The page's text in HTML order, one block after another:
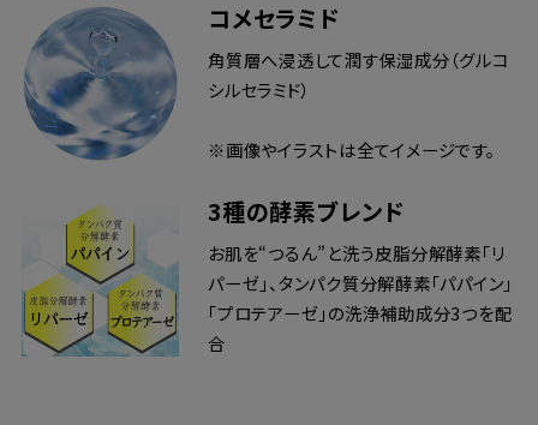
コメセラミド
角質層へ浸透して潤す保湿成分（グルコ
シルセラミド）
※画像やイラストは全てイメージです。
3種の酵素ブレンド
お肌を“つるん”と洗う皮脂分解酵素「リ
パーゼ」、タンパク質分解酵素「パパイン」
「プロテアーゼ」の洗浄補助成分3つを配
合